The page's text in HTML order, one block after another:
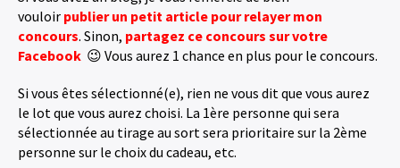
vouloir publier un petit article pour relayer mon
concours. Sinon, partagez ce concours sur votre
Facebook 😉 Vous aurez 1 chance en plus pour le concours.
Si vous êtes sélectionné(e), rien ne vous dit que vous aurez
le lot que vous aurez choisi. La 1ère personne qui sera
sélectionnée au tirage au sort sera prioritaire sur la 2ème
personne sur le choix du cadeau, etc.